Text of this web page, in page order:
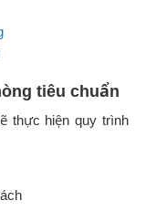
tiêu chuẩn
thực hiện quy trình